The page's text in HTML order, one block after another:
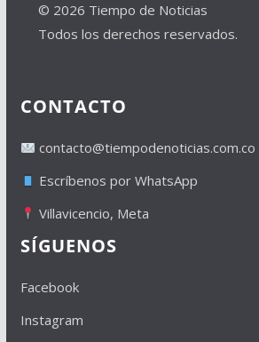
© 2026 Tiempo de Noticias
Todos los derechos reservados.
CONTACTO
contacto@tiempodenoticias.com.co
Escríbenos por WhatsApp
Villavicencio, Meta
SÍGUENOS
Facebook
Instagram